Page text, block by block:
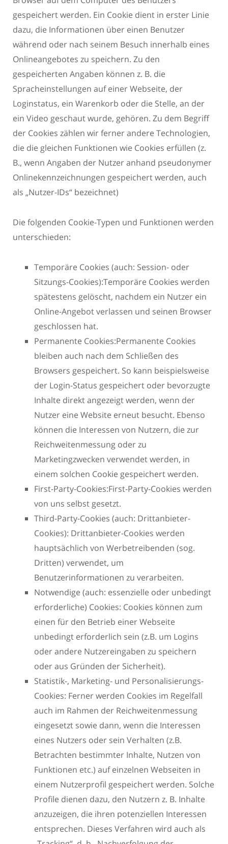
gespeichert werden. Ein Cookie dient in erster Linie
dazu, die Informationen über einen Benutzer
während oder nach seinem Besuch innerhalb eines
Onlineangebotes zu speichern. Zu den
gespeicherten Angaben können z. B. die
Spracheinstellungen auf einer Webseite, der
Loginstatus, ein Warenkorb oder die Stelle, an der
ein Video geschaut wurde, gehören. Zu dem Begriff
der Cookies zählen wir ferner andere Technologien,
die die gleichen Funktionen wie Cookies erfüllen (z.
B., wenn Angaben der Nutzer anhand pseudonymer
Onlinekennzeichnungen gespeichert werden, auch
als „Nutzer-IDs“ bezeichnet)
Die folgenden Cookie-Typen und Funktionen werden
unterschieden:
Temporäre Cookies (auch: Session- oder
Sitzungs-Cookies):Temporäre Cookies werden
spätestens gelöscht, nachdem ein Nutzer ein
Online-Angebot verlassen und seinen Browser
geschlossen hat.
Permanente Cookies:Permanente Cookies
bleiben auch nach dem Schließen des
Browsers gespeichert. So kann beispielsweise
der Login-Status gespeichert oder bevorzugte
Inhalte direkt angezeigt werden, wenn der
Nutzer eine Website erneut besucht. Ebenso
können die Interessen von Nutzern, die zur
Reichweitenmessung oder zu
Marketingzwecken verwendet werden, in
einem solchen Cookie gespeichert werden.
First-Party-Cookies:First-Party-Cookies werden
von uns selbst gesetzt.
Third-Party-Cookies (auch: Drittanbieter-
Cookies): Drittanbieter-Cookies werden
hauptsächlich von Werbetreibenden (sog.
Dritten) verwendet, um
Benutzerinformationen zu verarbeiten.
Notwendige (auch: essenzielle oder unbedingt
erforderliche) Cookies: Cookies können zum
einen für den Betrieb einer Webseite
unbedingt erforderlich sein (z.B. um Logins
oder andere Nutzereingaben zu speichern
oder aus Gründen der Sicherheit).
Statistik-, Marketing- und Personalisierungs-
Cookies: Ferner werden Cookies im Regelfall
auch im Rahmen der Reichweitenmessung
eingesetzt sowie dann, wenn die Interessen
eines Nutzers oder sein Verhalten (z.B.
Betrachten bestimmter Inhalte, Nutzen von
Funktionen etc.) auf einzelnen Webseiten in
einem Nutzerprofil gespeichert werden. Solche
Profile dienen dazu, den Nutzern z. B. Inhalte
anzuzeigen, die ihren potenziellen Interessen
entsprechen. Dieses Verfahren wird auch als